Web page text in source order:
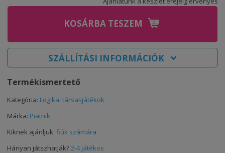
KOSÁRBA TESZEM
SZÁLLÍTÁSI INFORMÁCIÓK
Termékismertető
Kategória: Logikai társasjátékok
Márka: Piatnik
Kiknek ajánljuk: fiúk számára
Hányan játszhatják?2-4 játékos